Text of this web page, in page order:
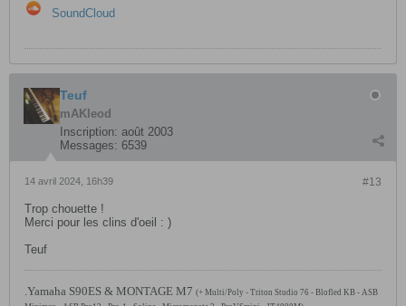
SoundCloud
Teuf
mAKleod
Inscription: août 2003
Messages: 6539
#13
14 avril 2024, 16h39
Trop chouette !
Merci pour les clins d'oeil : )
Teuf
.Yamaha S90ES & MONTAGE M7 (+ Multi/Poly - Triton Studio 76 - Blofled KB - ASB